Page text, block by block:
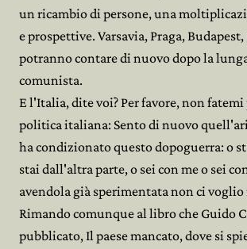
un ricambio di persone, una
e prospettive. Varsavia, Praga,
potranno contare di nuovo dopo la
comunista.
E l'Italia, dite voi? Per favore, non
politica italiana: Sento di nuovo
ha condizionato questo dopoguerra: o
stai dall'altra parte, o sei con me o sei
avendola già sperimentata non ci voglio
Rimando comunque al libro che Guido
pubblicato, Il paese mancato, dove si